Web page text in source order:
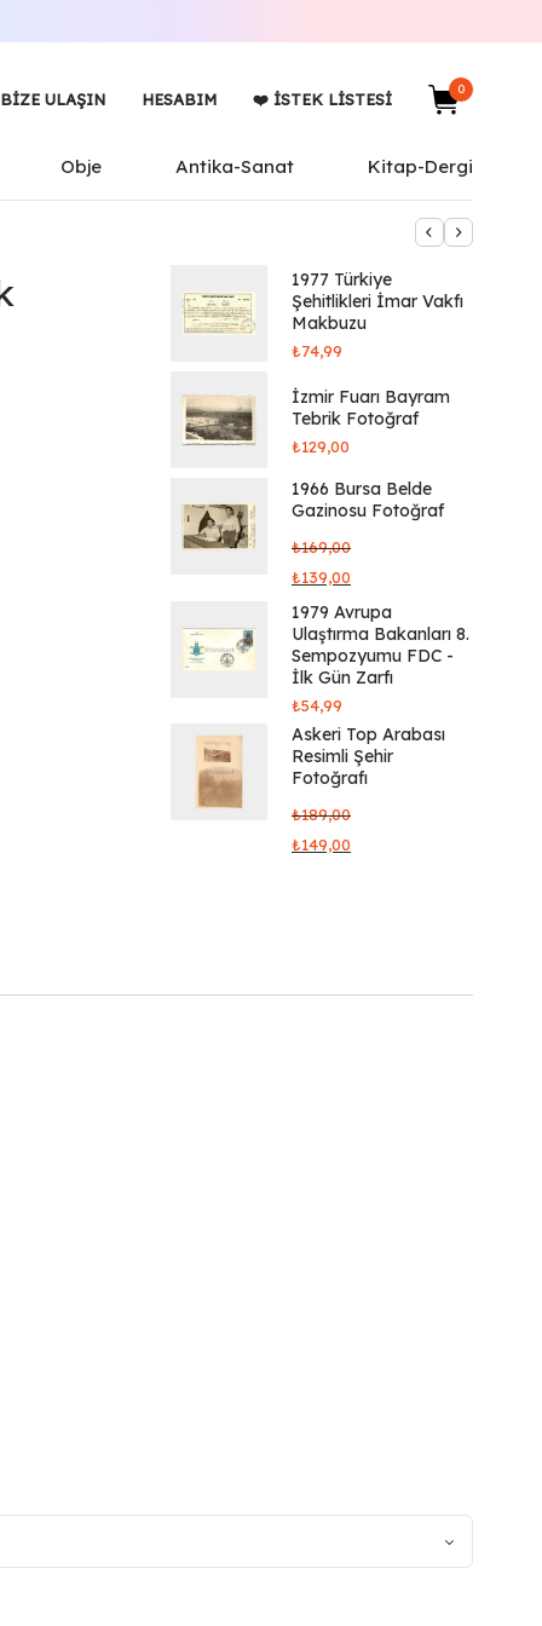
BIZE ULAŞIN HESABIM ❤️ İSTEK LISTESI
0
Obje Antika-Sanat Kitap-Dergi
1977 Türkiye
Şehitlikleri İmar Vakfı
Makbuzu
₺74,99
İzmir Fuarı Bayram
Tebrik Fotoğraf
₺129,00
1966 Bursa Belde
Gazinosu Fotoğraf
₺169,00
₺139,00
1979 Avrupa
Ulaştırma Bakanları 8.
Sempozyumu FDC -
İlk Gün Zarfı
₺54,99
Askeri Top Arabası
Resimli Şehir
Fotoğrafı
₺189,00
₺149,00